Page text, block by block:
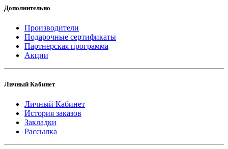
Дополнительно
Производители
Подарочные сертификаты
Партнерская программа
Акции
Личный Кабинет
Личный Кабинет
История заказов
Закладки
Рассылка